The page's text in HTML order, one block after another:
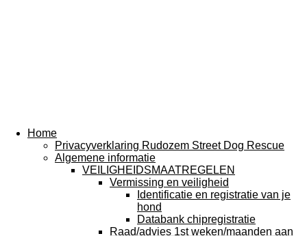
Home
Privacyverklaring Rudozem Street Dog Rescue
Algemene informatie
VEILIGHEIDSMAATREGELEN
Vermissing en veiligheid
Identificatie en registratie van je
hond
Databank chipregistratie
Raad/advies 1st weken/maanden aan